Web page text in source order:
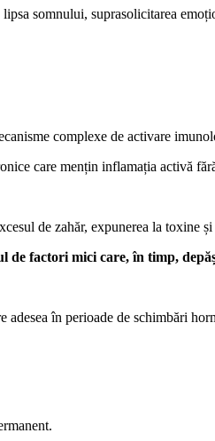
somnului, suprasolicitarea
complexe de activare
care mențin inflamația activă
de zahăr, expunerea la
de factori mici care, în timp,
în perioade de schimbări